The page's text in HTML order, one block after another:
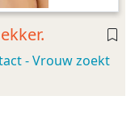
- Vrouw zoekt